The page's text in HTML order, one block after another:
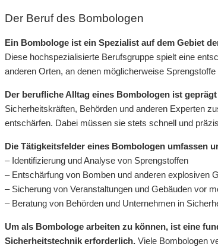
Der Beruf des Bombologen
Ein Bombologe ist ein Spezialist auf dem Gebiet
Diese hochspezialisierte Berufsgruppe spielt eine
anderen Orten, an denen möglicherweise
Der berufliche Alltag eines Bombologen ist
Sicherheitskräften, Behörden und anderen Experten
entschärfen. Dabei müssen sie stets schnell und
Die Tätigkeitsfelder eines Bombologen umfassen
– Identifizierung und Analyse von Sprengstoffen
– Entschärfung von Bomben und anderen explosiven
– Sicherung von Veranstaltungen und Gebäuden vor
– Beratung von Behörden und Unternehmen in
Um als Bombologe arbeiten zu können, ist eine
Sicherheitstechnik erforderlich. Viele Bombologen